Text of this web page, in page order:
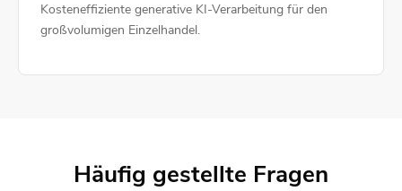
Kosteneffiziente generative KI-Verarbeitung für den
großvolumigen Einzelhandel.
Häufig gestellte Fragen